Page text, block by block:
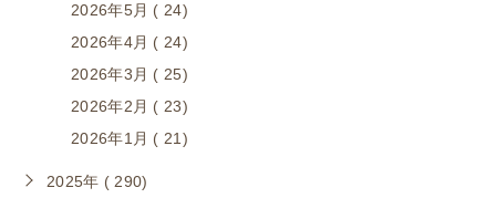
2026年5月 ( 24)
2026年4月 ( 24)
2026年3月 ( 25)
2026年2月 ( 23)
2026年1月 ( 21)
2025年 ( 290)